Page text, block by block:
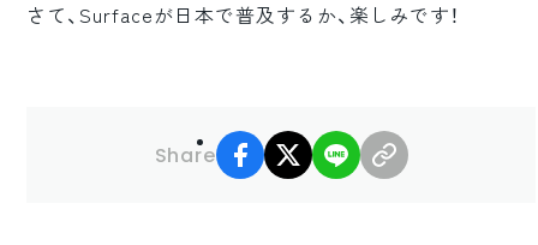
さて、Surfaceが日本で普及するか、楽しみです！
Share
facebook
X LINE